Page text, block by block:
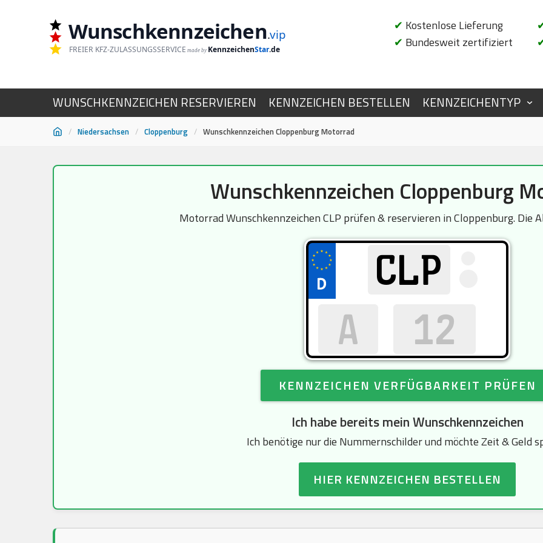
Wunschkennzeichen.vip
FREIER KFZ-ZULASSUNGSSERVICE made by KennzeichenStar.de
✔ Kostenlose Lieferung
✔ Bundesweit zertifiziert
WUNSCHKENNZEICHEN RESERVIEREN KENNZEICHEN BESTELLEN KENNZEICHENTYP
/ Niedersachsen / Cloppenburg / Wunschkennzeichen Cloppenburg Motorrad
Wunschkennzeichen Cloppenburg
Motorrad Wunschkennzeichen CLP prüfen & reservieren in Cloppenburg. Die
KENNZEICHEN VERFÜGBARKEIT PRÜFEN
Ich habe bereits mein Wunschkennzeichen
Ich benötige nur die Nummernschilder und möchte Zeit & Geld
HIER KENNZEICHEN BESTELLEN